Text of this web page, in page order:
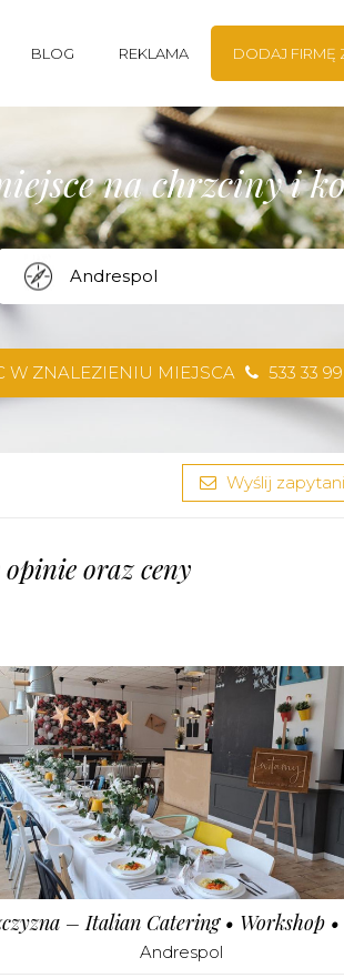
BLOG REKLAMA DODAJ FIRMĘ
na chrzciny i
W ZNALEZIENIU MIEJSCA 533 33
Wyślij
oraz ceny
Andrespol